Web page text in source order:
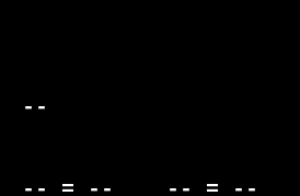
--
-- = --    -- =